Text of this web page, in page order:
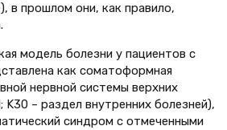
в прошлом они, как правило,
модель болезни у пациентов с
как соматоформная
нервной системы верхних
– раздел внутренних болезней),
синдром с отмеченными